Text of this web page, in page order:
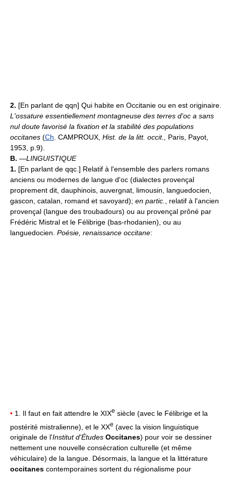
2. [En parlant de qqn] Qui habite en Occitanie ou en est originaire.
L'ossature essentiellement montagneuse des terres d'oc a sans
nul doute favorisé la fixation et la stabilité des populations
occitanes (Ch . CAMPROUX, Hist. de la litt. occit., Paris, Payot,
1953, p.9).
B. —LINGUISTIQUE
1. [En parlant de qqc.] Relatif à l'ensemble des parlers romans
anciens ou modernes de langue d'oc (dialectes provençal
proprement dit, dauphinois, auvergnat, limousin, languedocien,
gascon, catalan, romand et savoyard); en partic.
, relatif à l'ancien
provençal (langue des troubadours) ou au provençal prôné par
Frédéric Mistral et le Félibrige (bas-rhodanien), ou au
languedocien. Poésie, renaissance occitane:
• 1. Il faut en fait attendre le XIXe siècle (avec le Félibrige et la
postérité mistralienne), et le XXe (avec la vision linguistique
originale de l'Institut d'Études Occitanes) pour voir se dessiner
nettement une nouvelle consécration culturelle (et même
véhiculaire) de la langue. Désormais, la langue et la littérature
occitanes contemporaines sortent du régionalisme pour